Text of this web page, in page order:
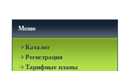
Меню
Каталог
Регистрация
Тарифные планы